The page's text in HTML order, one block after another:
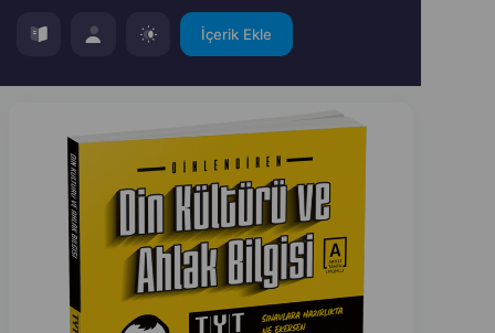
İçerik Ekle